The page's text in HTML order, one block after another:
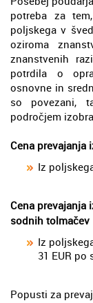
potreba za
poljskega v
oziroma
znanstvenih
potrdila o
osnovne in
so povezani,
področjem
Cena prevajanja
Iz
Cena prevajanja
sodnih tolmačev
Iz
31 EUR po
Popusti za